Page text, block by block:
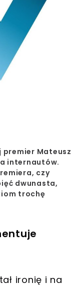
premier Mateusz
internautów.
czy
dwunasta,
trochę
ironię i na